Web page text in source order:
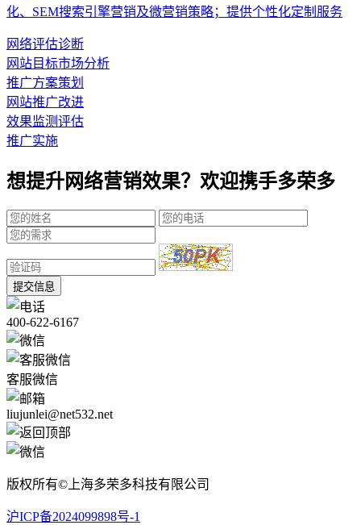
化、SEM搜索引擎营销及微营销策略；提供个性化定制服务
网络评估诊断
网站目标市场分析
推广方案策划
网站推广改进
效果监测评估
推广实施
想提升网络营销效果？欢迎携手多荣多
提交信息
400-622-6167
客服微信
liujunlei@net532.net
版权所有©上海多荣多科技有限公司
沪ICP备2024099898号-1